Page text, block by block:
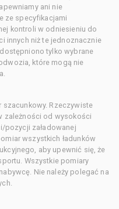
ani nie
ze specyfikacjami
kontroli w odniesieniu do
innych niż te jednoznacznie
tylko wybrane
które mogą nie
szacunkowy. Rzeczywiste
zależności od wysokości
pozycji załadowanej
wszystkich ładunków
aby upewnić się, że
Wszystkie pomiary
Nie należy polegać na